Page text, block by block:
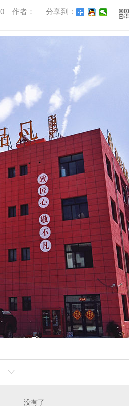
水疗休息区组合沙发
作者： 分享到：
没有了